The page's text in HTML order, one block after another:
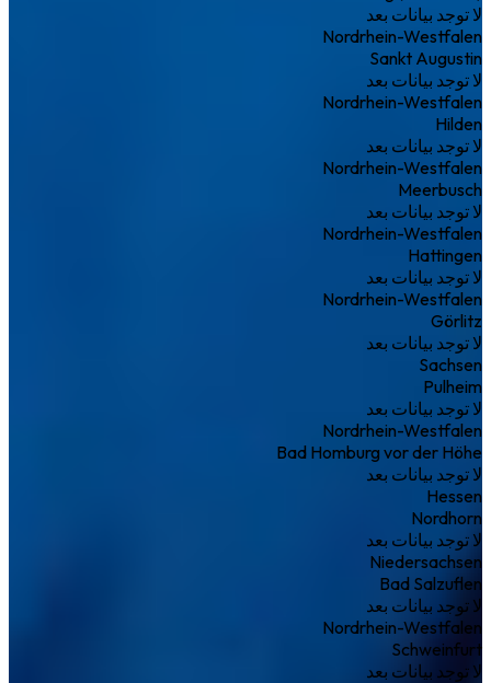
لا توجد بيانات بعد
Nordrhein-Westfalen
Sankt Augustin
لا توجد بيانات بعد
Nordrhein-Westfalen
Hilden
لا توجد بيانات بعد
Nordrhein-Westfalen
Meerbusch
لا توجد بيانات بعد
Nordrhein-Westfalen
Hattingen
لا توجد بيانات بعد
Nordrhein-Westfalen
Görlitz
لا توجد بيانات بعد
Sachsen
Pulheim
لا توجد بيانات بعد
Nordrhein-Westfalen
Bad Homburg vor der Höhe
لا توجد بيانات بعد
Hessen
Nordhorn
لا توجد بيانات بعد
Niedersachsen
Bad Salzuflen
لا توجد بيانات بعد
Nordrhein-Westfalen
Schweinfurt
لا توجد بيانات بعد